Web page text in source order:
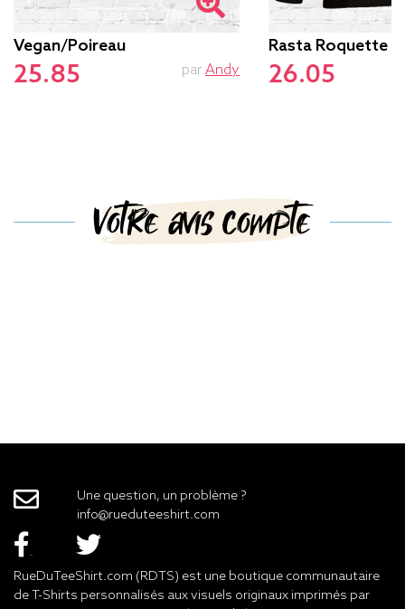
Vegan/poireau
25.85 par Andy
Rasta Roquette
26.05
Votre avis compte
Une question, un problème ?
info@rueduteeshirt.com
RueDuTeeShirt.com (RDTS) est une boutique communautaire
de T-Shirts personnalisés aux visuels originaux imprimés par